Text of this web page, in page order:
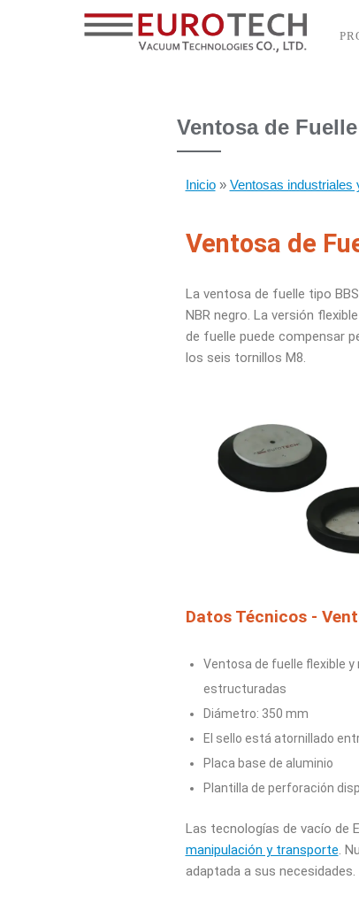
Ventosa de
Inicio» Ventosas
Ventosa de
La ventosa de fuelle tipo
NBR negro. La versión
de fuelle puede compensar
los seis tornillos M8.
Datos Técnicos -
Ventosa de fuelle flexible
estructuradas
Diámetro: 350 mm
El sello está atornillado
Placa base de aluminio
Plantilla de perforación
Las tecnologías de vacío de
manipulación y transporte.
adaptada a sus necesidades.